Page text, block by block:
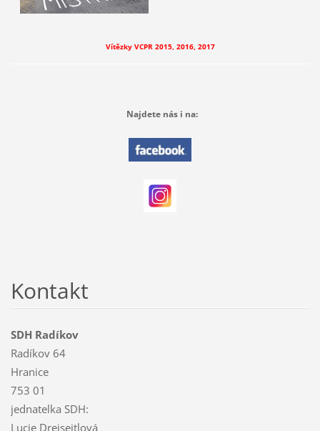
Vítězky VCPR 2015, 2016, 2017
Najdete nás i na:
Kontakt
SDH Radíkov
Radíkov 64
Hranice
753 01
jednatelka SDH:
Lucie Dreiseitlová